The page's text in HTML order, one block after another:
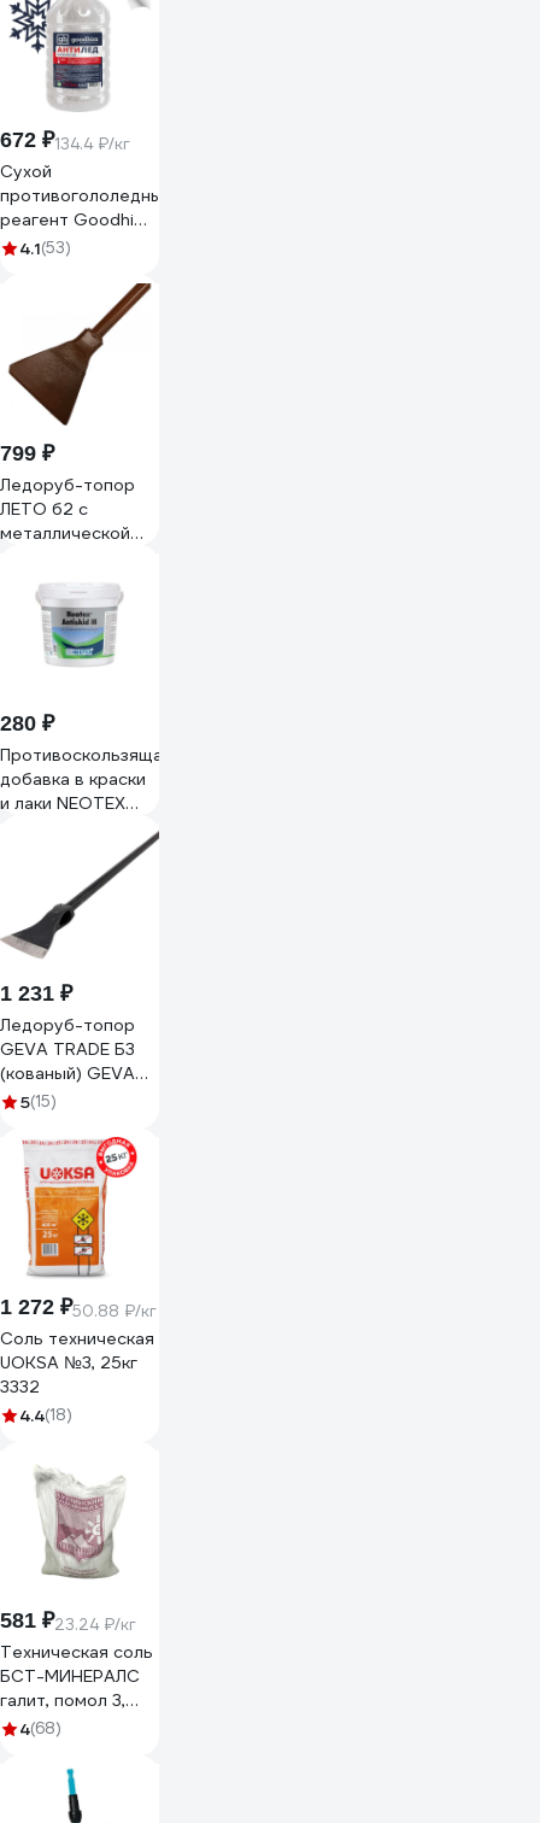
672 ₽134.4 ₽/кг
Сухой
противогололедный
реагент Goodhim
в канистре, 5кг
4.1(53)
799 ₽
Ледоруб-топор
ЛЕТО б2 с
металлической
280 ₽
Противоскользящая
добавка в краски
и лаки NEOTEX
1 231 ₽
Ледоруб-топор
GEVA TRADE Б3
(кованый) GEVA
LB2GT22
5(15)
1 272 ₽50.88 ₽/кг
Соль техническая
UOKSA №3, 25кг
3332
4.4(18)
581 ₽23.24 ₽/кг
Техническая соль
БСТ-МИНЕРАЛС
галит, помол 3,
первый сорт, 25 кг
4(68)